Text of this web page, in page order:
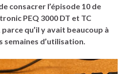
consacrer l’épisode 10 de
PEQ 3000 DT et TC
qu’il y avait beaucoup à
d’utilisation.